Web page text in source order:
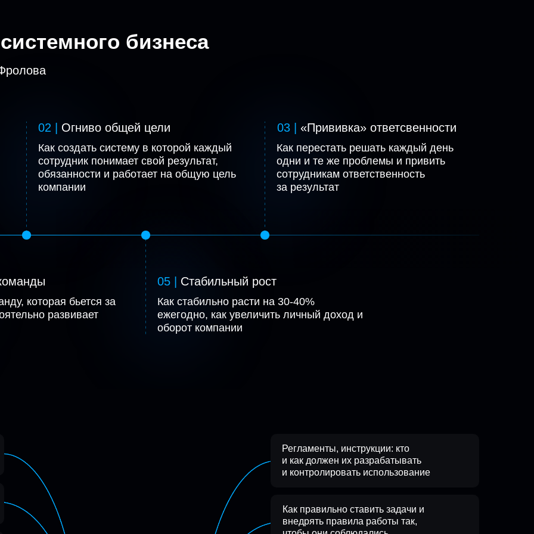
02
01
03
бизнеса
которая бьется за
развивает
Как стабильно расти на 30-40%
ежегодно, как увеличить личный доход и
оборот компании
05 | Стабильный рост
Как перестать решать каждый день
одни и те же проблемы и привить
сотрудникам ответственность
за результат
03 | «Прививка» ответсвенности
Как создать систему в которой каждый
сотрудник понимает свой результат,
обязанности и работает на общую цель
компании
02 | Огниво общей цели
Регламенты, инструкции: кто
и как должен их разрабатывать
и контролировать использование
Как правильно ставить задачи и
внедрять правила работы так,
Посмотреть все темы